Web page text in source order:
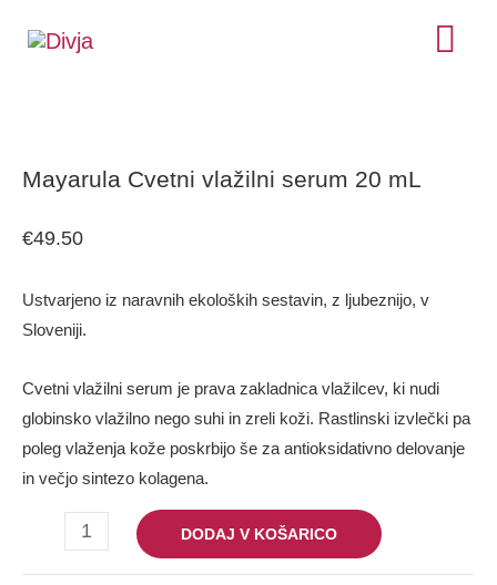
Mayarula Cvetni vlažilni serum 20 mL
€49.50
Ustvarjeno iz naravnih ekoloških sestavin, z ljubeznijo, v
Sloveniji.
Cvetni vlažilni serum je prava zakladnica vlažilcev, ki nudi
globinsko vlažilno nego suhi in zreli koži. Rastlinski izvlečki pa
poleg vlaženja kože poskrbijo še za antioksidativno delovanje
in večjo sintezo kolagena.
vlažilni
mL
količina
DODAJ V KOŠARICO